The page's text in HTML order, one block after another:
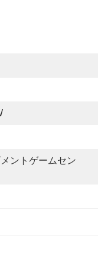
ントゲームセン